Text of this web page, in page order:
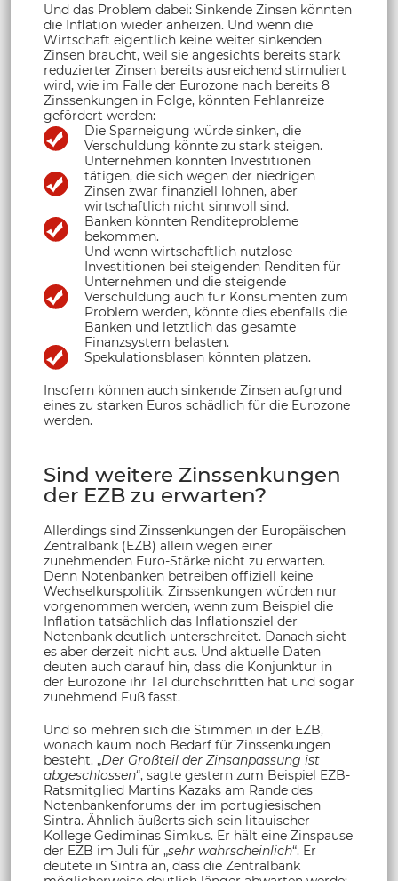
Und das Problem dabei: Sinkende Zinsen könnten
die Inflation wieder anheizen. Und wenn die
Wirtschaft eigentlich keine weiter sinkenden
Zinsen braucht, weil sie angesichts bereits stark
reduzierter Zinsen bereits ausreichend stimuliert
wird, wie im Falle der Eurozone nach bereits 8
Zinssenkungen in Folge, könnten Fehlanreize
gefördert werden:
Die Sparneigung würde sinken, die
Verschuldung könnte zu stark steigen.
Unternehmen könnten Investitionen
tätigen, die sich wegen der niedrigen
Zinsen zwar finanziell lohnen, aber
wirtschaftlich nicht sinnvoll sind.
Banken könnten Renditeprobleme
bekommen.
Und wenn wirtschaftlich nutzlose
Investitionen bei steigenden Renditen für
Unternehmen und die steigende
Verschuldung auch für Konsumenten zum
Problem werden, könnte dies ebenfalls die
Banken und letztlich das gesamte
Finanzsystem belasten.
Spekulationsblasen könnten platzen.
Insofern können auch sinkende Zinsen aufgrund
eines zu starken Euros schädlich für die Eurozone
werden.
Sind weitere Zinssenkungen
der EZB zu erwarten?
Allerdings sind Zinssenkungen der Europäischen
Zentralbank (EZB) allein wegen einer
zunehmenden Euro-Stärke nicht zu erwarten.
Denn Notenbanken betreiben offiziell keine
Wechselkurspolitik. Zinssenkungen würden nur
vorgenommen werden, wenn zum Beispiel die
Inflation tatsächlich das Inflationsziel der
Notenbank deutlich unterschreitet. Danach sieht
es aber derzeit nicht aus. Und aktuelle Daten
deuten auch darauf hin, dass die Konjunktur in
der Eurozone ihr Tal durchschritten hat und sogar
zunehmend Fuß fasst.
Und so mehren sich die Stimmen in der EZB,
wonach kaum noch Bedarf für Zinssenkungen
besteht. „Der Großteil der Zinsanpassung ist
abgeschlossen“, sagte gestern zum Beispiel EZB-
Ratsmitglied Martins Kazaks am Rande des
Notenbankenforums der im portugiesischen
Sintra. Ähnlich äußerts sich sein litauischer
Kollege Gediminas Simkus. Er hält eine Zinspause
der EZB im Juli für „sehr wahrscheinlich“. Er
deutete in Sintra an, dass die Zentralbank